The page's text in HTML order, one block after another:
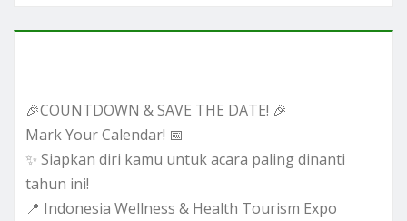
🎉COUNTDOWN & SAVE THE DATE! 🎉
Mark Your Calendar! 📅
✨ Siapkan diri kamu untuk acara paling dinanti
tahun ini!
📍 Indonesia Wellness & Health Tourism Expo